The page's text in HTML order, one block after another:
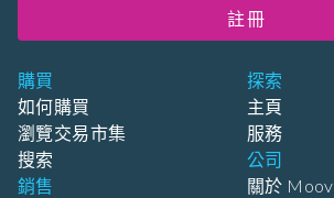
購買
如何購買
瀏覽交易市集
搜索
銷售
探索
主頁
服務
公司
關於 Moov
註冊